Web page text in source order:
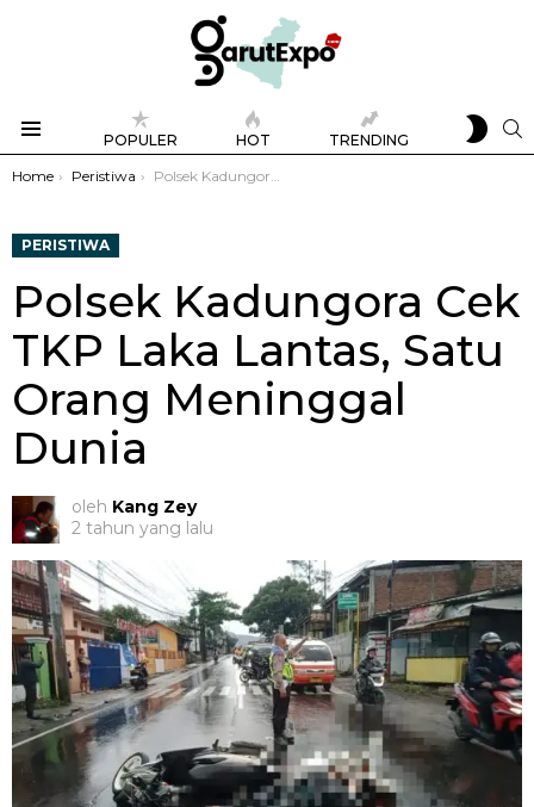
POPULER HOT TRENDING
SKIN
You are here:
Home Peristiwa Polsek Kadungora Cek TKP Laka Lantas, Satu Orang Meninggal Dunia
PERISTIWA
Polsek Kadungora Cek
TKP Laka Lantas, Satu
Orang Meninggal
Dunia
oleh Kang Zey
2 tahun yang lalu